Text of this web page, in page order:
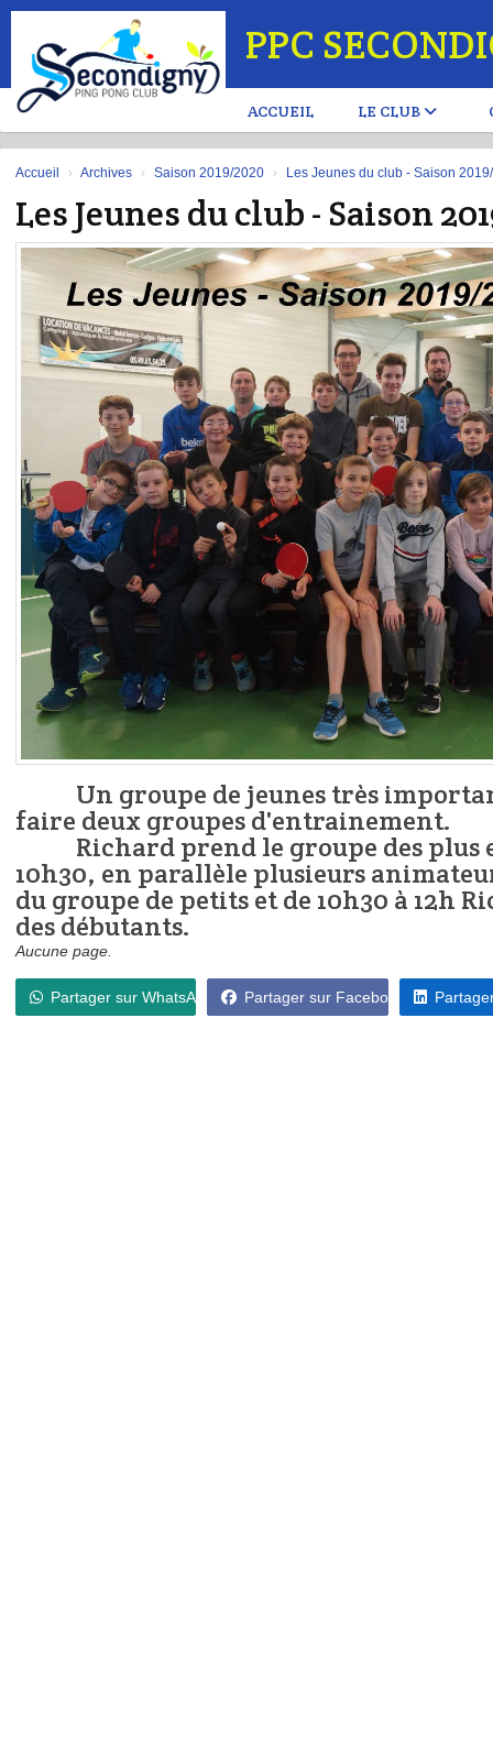
PPC
ACCUEIL LE CLUB
Accueil Archives Saison 2019/2020 Les Jeunes du club - Saison
Les Jeunes du club - Saison
Un groupe de jeunes très
faire deux groupes d'entrainement.
Richard prend le groupe des plus
10h30, en parallèle plusieurs
du groupe de petits et de 10h30 à 12h
des débutants.
Aucune page.
Partager sur WhatsApp Partager sur Facebook
Panneau de gestion des cookies